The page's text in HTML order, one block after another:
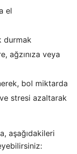
el
durmak
ağzınıza veya
bol miktarda
stresi azaltarak
aşağıdakileri